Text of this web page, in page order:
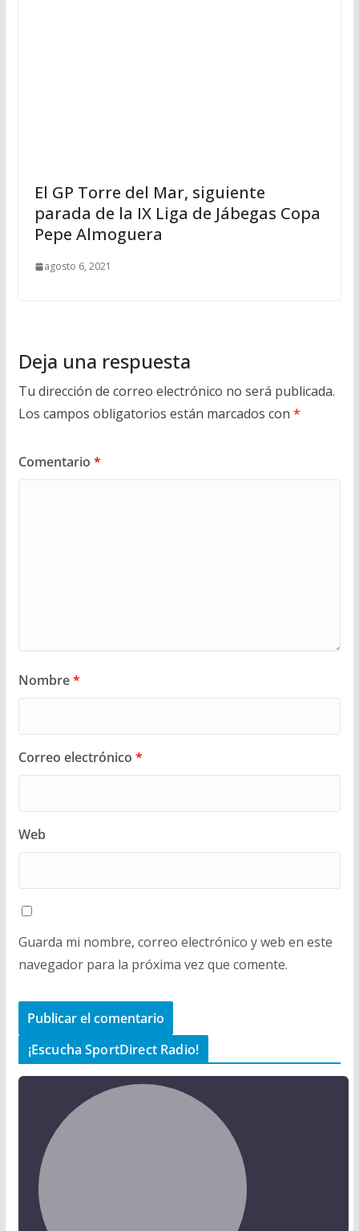
El GP Torre del Mar, siguiente
parada de la IX Liga de Jábegas Copa
Pepe Almoguera
agosto 6, 2021
Deja una respuesta
Tu dirección de correo electrónico no será publicada.
Los campos obligatorios están marcados con *
Comentario *
Nombre*
Correo electrónico *
Web
Guarda mi nombre, correo electrónico y web en este
navegador para la próxima vez que comente.
¡Escucha SportDirect Radio!